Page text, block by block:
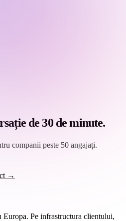
de 30 de minute.
companii peste 50 angajați.
→
Pe infrastructura clientului,